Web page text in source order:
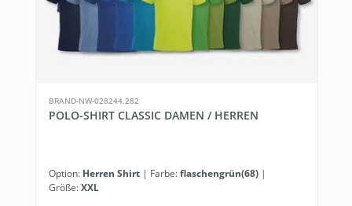
BRAND-NW-028244.282
POLO-SHIRT CLASSIC DAMEN / HERREN
Option: Herren Shirt | Farbe:flaschengrün(68) |
Größe:XXL